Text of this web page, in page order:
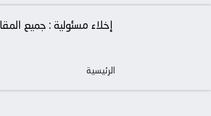
إخلاء مسئولية : جميع
الرئيسية